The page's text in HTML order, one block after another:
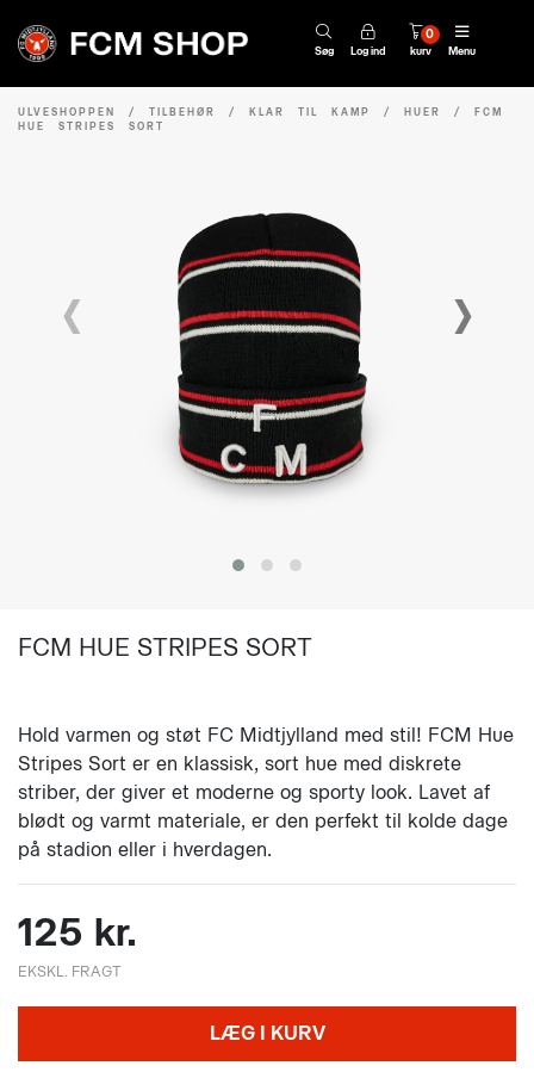
Søg Log ind kurv
0
Menu
ULVESHOPPEN / TILBEHØR / KLAR TIL KAMP / HUER / FCM
HUE STRIPES SORT
‹ ›
FCM HUE STRIPES SORT
Hold varmen og støt FC Midtjylland med stil! FCM Hue
Stripes Sort er en klassisk, sort hue med diskrete
striber, der giver et moderne og sporty look. Lavet af
blødt og varmt materiale, er den perfekt til kolde dage
på stadion eller i hverdagen.
125 kr.
EKSKL. FRAGT
LÆG I KURV